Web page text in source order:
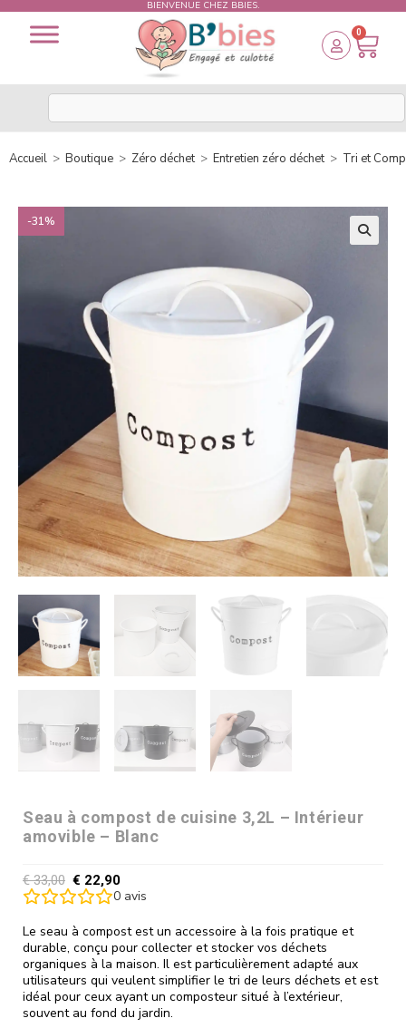
BIENVENUE CHEZ BBIES.
0
Accueil > Boutique > Zéro déchet > Entretien zéro déchet > Tri et
-31%
Seau à compost de cuisine 3,2L – Intérieur
amovible – Blanc
€33,00 € 22,90
0 avis
Le seau à compost est un accessoire à la fois pratique et
durable, conçu pour collecter et stocker vos déchets
organiques à la maison. Il est particulièrement adapté aux
utilisateurs qui veulent simplifier le tri de leurs déchets et est
idéal pour ceux ayant un composteur situé à l’extérieur,
souvent au fond du jardin.